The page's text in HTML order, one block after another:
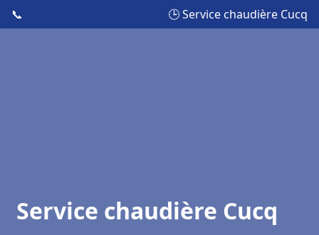
📞 🕒 Service chaudière Cucq
Service chaudière Cucq